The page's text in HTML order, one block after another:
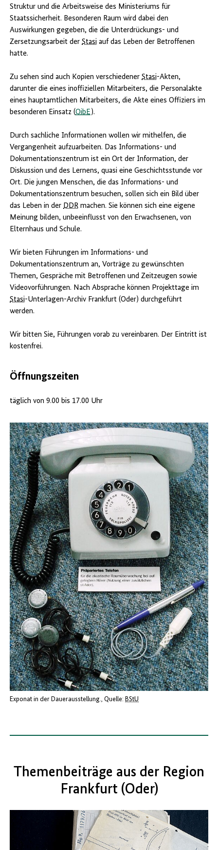
Struktur und die Arbeitsweise des Ministeriums für
Staatssicherheit. Besonderen Raum wird dabei den
Auswirkungen gegeben, die die Unterdrückungs- und
Zersetzungsarbeit der Stasi auf das Leben der Betroffenen
hatte.
Zu sehen sind auch Kopien verschiedener Stasi-Akten,
darunter die eines inoffiziellen Mitarbeiters, die Personalakte
eines hauptamtlichen Mitarbeiters, die Akte eines Offiziers im
besonderen Einsatz (OibE ).
Durch sachliche Informationen wollen wir mithelfen, die
Vergangenheit aufzuarbeiten. Das Informations- und
Dokumentationszentrum ist ein Ort der Information, der
Diskussion und des Lernens, quasi eine Geschichtsstunde vor
Ort. Die jungen Menschen, die das Informations- und
Dokumentationszentrum besuchen, sollen sich ein Bild über
das Leben in der DDR machen. Sie können sich eine eigene
Meinung bilden, unbeeinflusst von den Erwachsenen, von
Elternhaus und Schule.
Wir bieten Führungen im Informations- und
Dokumentationszentrum an, Vorträge zu gewünschten
Themen, Gespräche mit Betroffenen und Zeitzeugen sowie
Videovorführungen. Nach Absprache können Projekttage im
Stasi-Unterlagen-Archiv Frankfurt (Oder) durchgeführt
werden.
Wir bitten Sie, Führungen vorab zu vereinbaren. Der Eintritt ist
kostenfrei.
Öffnungszeiten
täglich von 9.00 bis 17.00 Uhr
Exponat in der Dauerausstellung. Quelle: BStU
Themenbeiträge aus der Region
Frankfurt (Oder)